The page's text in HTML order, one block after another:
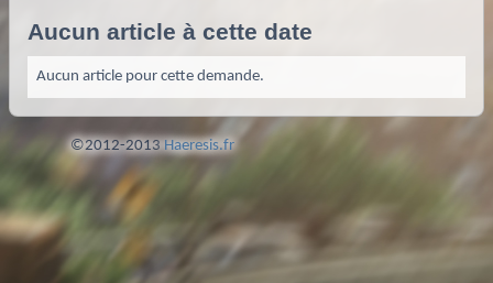
Aucun article à cette date
Aucun article pour cette demande.
©2012-2013 Haeresis.fr